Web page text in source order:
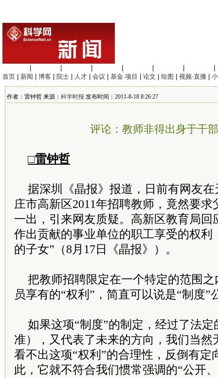
首页
新闻 博客 院士 人才 会议 基金·项目 论文 绘图 视频·直播
作者：雷钟哲 来源： 科学时报 发布时间：2011-8-18 8:26:27
评论：教师非得出身于干
□雷钟哲
据深圳《晶报》报道，日前有网友
庄市高新区2011年招聘教师，竟然要求
一出，引来网友质疑。高新区教育局回
作出贡献的事业单位的职工享受的权利
的子女”（8月17日《晶报》）。
把教师招聘限定在一个特定的范围
员享有的“权利”，简直可以说是“制度”
如果这项“制度”的制定，经过了法
准），又代表了未来的方向，我们当然
看不出这项“权利”的合理性，反倒有定
此，它就不符合我们惯常强调的“公开